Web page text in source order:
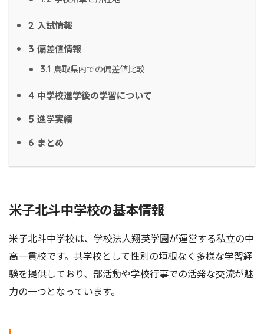
2 入試情報
3 偏差値情報
3.1 鳥取県内での偏差値比較
4 中学校進学後の学習について
5 進学実績
6 まとめ
米子北斗中学校の基本情報
米子北斗中学校は、学校法人翔英学園が運営する私立の中
高一貫校です。共学校として性別の垣根なく多様な学習経
験を提供しており、部活動や学校行事での活発な交流が魅
力の一つとなっています。